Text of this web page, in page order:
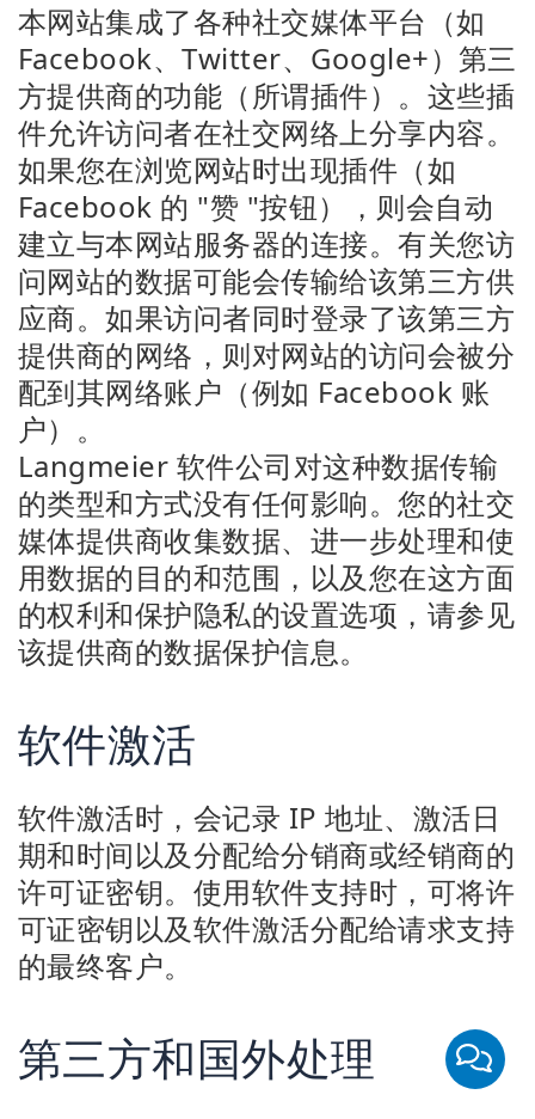
本网站集成了各种社交媒体平台（如
Facebook、Twitter、Google+）第三
方提供商的功能（所谓插件）。这些插
件允许访问者在社交网络上分享内容。
如果您在浏览网站时出现插件（如
Facebook 的 "赞 "按钮），则会自动
建立与本网站服务器的连接。有关您访
问网站的数据可能会传输给该第三方供
应商。如果访问者同时登录了该第三方
提供商的网络，则对网站的访问会被分
配到其网络账户（例如 Facebook 账
户）。
Langmeier 软件公司对这种数据传输
的类型和方式没有任何影响。您的社交
媒体提供商收集数据、进一步处理和使
用数据的目的和范围，以及您在这方面
的权利和保护隐私的设置选项，请参见
该提供商的数据保护信息。
软件激活
软件激活时，会记录 IP 地址、激活日
期和时间以及分配给分销商或经销商的
许可证密钥。使用软件支持时，可将许
可证密钥以及软件激活分配给请求支持
的最终客户。
第三方和国外处理